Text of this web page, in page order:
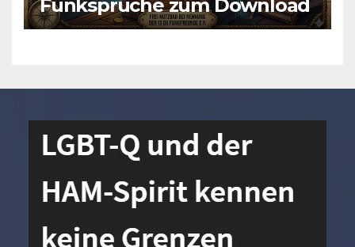
Funksprüche zum Download